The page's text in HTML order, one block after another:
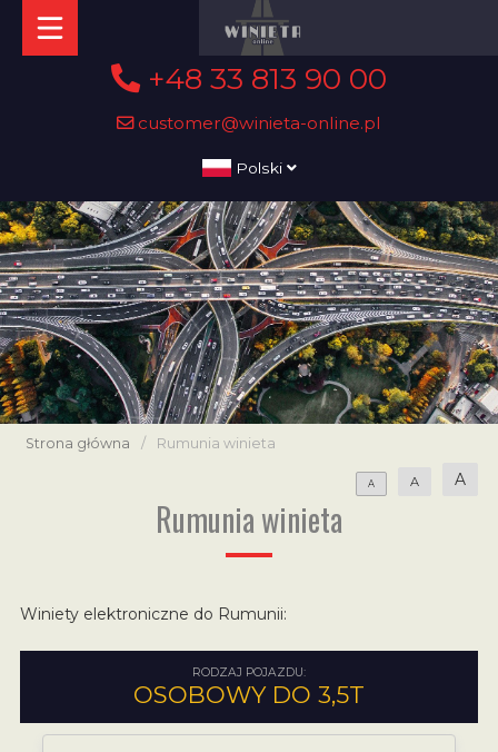
+48 33 813 90 00
customer@winieta-online.pl
Polski
Strona główna / Rumunia winieta
A A A
Rumunia winieta
Winiety elektroniczne do Rumunii:
RODZAJ POJAZDU:
OSOBOWY DO 3,5T